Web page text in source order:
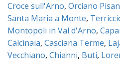
Croce sull'Arno, Orciano
Santa Maria a Monte,
Montopoli in Val d'Arno,
Calcinaia, Casciana Terme,
Vecchiano, Chianni, Buti,